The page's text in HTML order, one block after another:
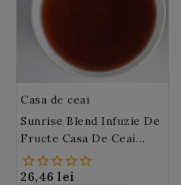
Casa de ceai
Sunrise Blend Infuzie De
Fructe Casa De Ceai
(M192)
26,46 lei